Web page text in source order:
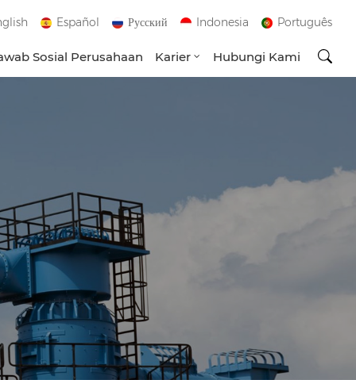
Español Русский Indonesia Português
Sosial Perusahaan Karier Hubungi Kami